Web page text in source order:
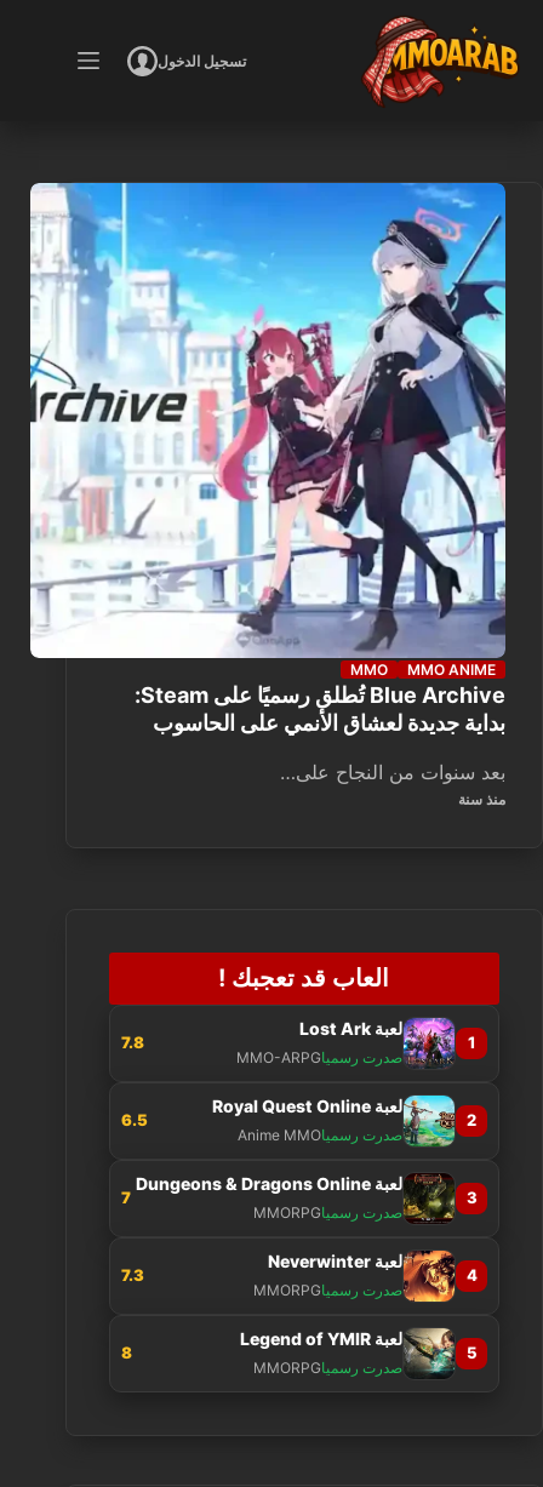
المحتوى
تسجيل الدخول
MMO MMO ANIME
Blue Archive تُطلق رسميًا على Steam:
بداية جديدة لعشاق الأنمي على الحاسوب
بعد سنوات من النجاح على…
منذ سنة
العاب قد تعجبك !
1
لعبة Lost Ark
صدرت رسمياMMO-ARPG
7.8
2
لعبة Royal Quest Online
صدرت رسمياAnime MMO
6.5
3
لعبة Dungeons & Dragons Online
صدرت رسمياMMORPG
7
4
لعبة Neverwinter
صدرت رسمياMMORPG
7.3
5
لعبة Legend of YMIR
صدرت رسمياMMORPG
8